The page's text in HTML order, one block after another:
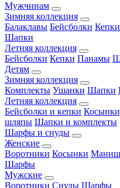
Мужчинам
Зимняя коллекция
Балаклавы Бейсболки Кепки
Шапки
Летняя коллекция
Бейсболки Кепки Панамы
Детям
Зимняя коллекция
Комплекты Ушанки Шапки
Летняя коллекция
Бейсболки и кепки
шляпы Шапки и комплекты
Шарфы и снуды
Женские
Воротники Косынки
Шарфы
Мужские
Воротники Снуды Шарфы